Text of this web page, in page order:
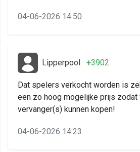
04-06-2026 14:50
Lipperpool +3902
Dat spelers verkocht worden is
een zo hoog mogelijke prijs zodat
vervanger(s) kunnen kopen!
04-06-2026 14:23